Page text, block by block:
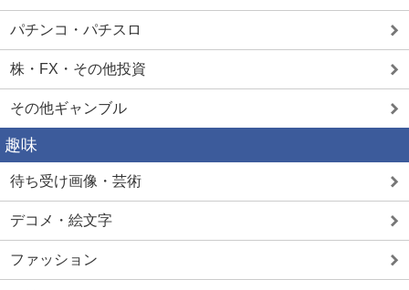
パチンコ・パチスロ
株・FX・その他投資
その他ギャンブル
趣味
待ち受け画像・芸術
デコメ・絵文字
ファッション